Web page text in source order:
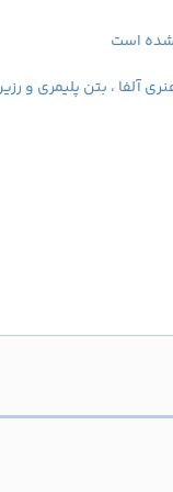
شده است
آلفا ، بتن پلیمری و